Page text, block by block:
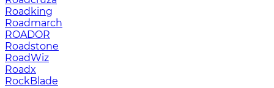
Roadking
Roadmarch
ROADOR
Roadstone
RoadWiz
Roadx
RockBlade